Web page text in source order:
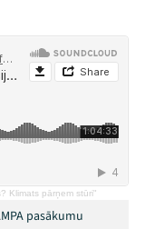
Klimats pārņem stūri"
pasākumu